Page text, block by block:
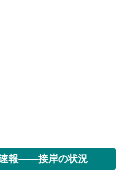
報——接岸の状況